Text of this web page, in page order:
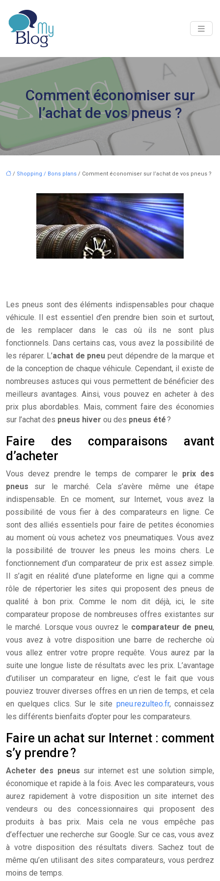
Comment économiser sur
l’achat de vos pneus ?
/ Shopping / Bons plans / Comment économiser sur l’achat de vos pneus ?
Les pneus sont des éléments indispensables pour chaque
véhicule. Il est essentiel d’en prendre bien soin et surtout,
de les remplacer dans le cas où ils ne sont plus
fonctionnels. Dans certains cas, vous avez la possibilité de
les réparer. L’achat de pneupeut dépendre de la marque et
de la conception de chaque véhicule. Cependant, il existe de
nombreuses astuces qui vous permettent de bénéficier des
meilleurs avantages. Ainsi, vous pouvez en acheter à des
prix plus abordables. Mais, comment faire des économies
sur l’achat des pneus hiver ou des pneus été?
Faire des comparaisons avant
d’acheter
Vous devez prendre le temps de comparer le prix des
pneus sur le marché. Cela s’avère même une étape
indispensable. En ce moment, sur Internet, vous avez la
possibilité de vous fier à des comparateurs en ligne. Ce
sont des alliés essentiels pour faire de petites économies
au moment où vous achetez vos pneumatiques. Vous avez
la possibilité de trouver les pneus les moins chers. Le
fonctionnement d’un comparateur de prix est assez simple.
Il s’agit en réalité d’une plateforme en ligne qui a comme
rôle de répertorier les sites qui proposent des pneus de
qualité à bon prix. Comme le nom dit déjà, ici, le site
comparateur propose de nombreuses offres existantes sur
le marché. Lorsque vous ouvrez le comparateur de pneu,
vous avez à votre disposition une barre de recherche où
vous allez entrer votre propre requête. Vous aurez par la
suite une longue liste de résultats avec les prix. L’avantage
d’utiliser un comparateur en ligne, c’est le fait que vous
pouviez trouver diverses offres en un rien de temps, et cela
en quelques clics. Sur le site pneu.rezulteo.fr, connaissez
les différents bienfaits d’opter pour les comparateurs.
Faire un achat sur Internet : comment
s’y prendre ?
Acheter des pneus sur internet est une solution simple,
économique et rapide à la fois. Avec les comparateurs, vous
aurez rapidement à votre disposition un site internet des
vendeurs ou des concessionnaires qui proposent des
produits à bas prix. Mais cela ne vous empêche pas
d’effectuer une recherche sur Google. Sur ce cas, vous avez
à votre disposition des résultats divers. Sachez tout de
même qu’en utilisant des sites comparateurs, vous perdrez
moins de temps.